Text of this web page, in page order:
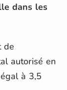
dans les
de
autorisé en
à 3,5